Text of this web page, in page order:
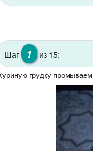
Шаг 1 из 15:
грудку